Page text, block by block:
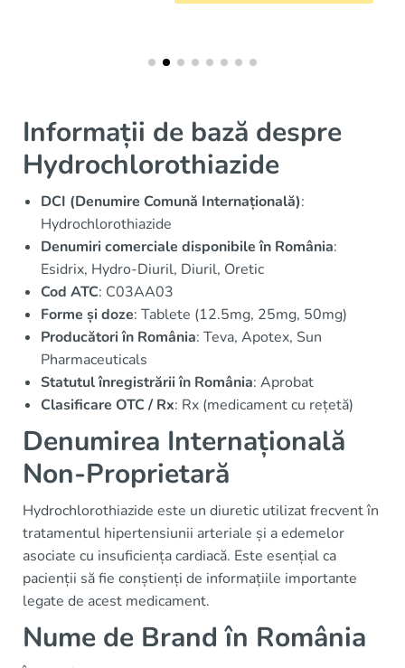
Informații de bază despre
Hydrochlorothiazide
DCI (Denumire Comună Internațională):
Hydrochlorothiazide
Denumiri comerciale disponibile în România:
Esidrix, Hydro-Diuril, Diuril, Oretic
Cod ATC: C03AA03
Forme și doze: Tablete (12.5mg, 25mg, 50mg)
Producători în România: Teva, Apotex, Sun
Pharmaceuticals
Statutul înregistrării în România: Aprobat
Clasificare OTC / Rx: Rx (medicament cu rețetă)
Denumirea Internațională
Non-Proprietară
Hydrochlorothiazide este un diuretic utilizat frecvent în
tratamentul hipertensiunii arteriale și a edemelor
asociate cu insuficiența cardiacă. Este esențial ca
pacienții să fie conștienți de informațiile importante
legate de acest medicament.
Nume de Brand în România